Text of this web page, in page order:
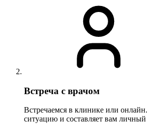
Встреча с врачом
Встречаемся в клинике или
ситуацию и составляет вам